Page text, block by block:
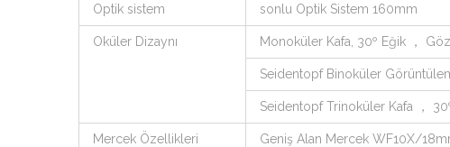
Optik sistem sonlu Optik Sistem 160mm
Oküler Dizaynı Monoküler Kafa, 30º Eğik ，
Seidentopf Binoküler
Seidentopf Trinoküler Kafa ，
Mercek Özellikleri Geniş Alan Mercek WF10X/